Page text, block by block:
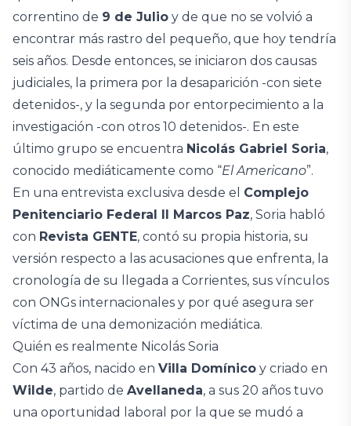
correntino de 9 de Julio y de que no se volvió a
encontrar más rastro del pequeño, que hoy tendría
seis años. Desde entonces, se iniciaron dos causas
judiciales, la primera por la desaparición -con siete
detenidos-, y la segunda por entorpecimiento a la
investigación -con otros 10 detenidos-. En este
último grupo se encuentra Nicolás Gabriel Soria,
conocido mediáticamente como “El Americano”.
En una entrevista exclusiva desde el Complejo
Penitenciario Federal II Marcos Paz, Soria habló
con Revista GENTE, contó su propia historia, su
versión respecto a las acusaciones que enfrenta, la
cronología de su llegada a Corrientes, sus vínculos
con ONGs internacionales y por qué asegura ser
víctima de una demonización mediática.
Quién es realmente Nicolás Soria
Con 43 años, nacido en Villa Domínico y criado en
Wilde, partido de Avellaneda, a sus 20 años tuvo
una oportunidad laboral por la que se mudó a